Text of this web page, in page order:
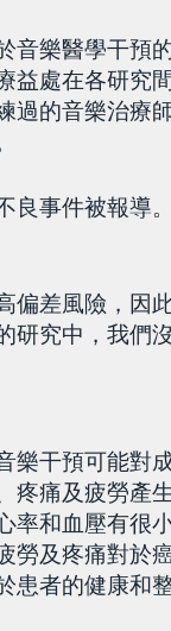
音樂醫學干預
益處在各研究
過的音樂治療
良事件被報導。
偏差風險，因
研究中，我們
樂干預可能對
疼痛及疲勞產
率和血壓有很
勞及疼痛對於
患者的健康和